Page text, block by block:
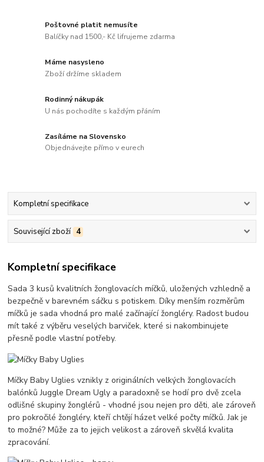
Poštovné platit nemusíte
Balíčky nad 1500,- Kč lifrujeme zdarma
Máme nasysleno
Zboží držíme skladem
Rodinný nákupák
U nás pochodíte s každým přáním
Zasíláme na Slovensko
Objednávejte přímo v eurech
Kompletní specifikace
Související zboží 4
Kompletní specifikace
Sada 3 kusů kvalitních žonglovacích míčků, uložených vzhledně a
bezpečně v barevném sáčku s potiskem. Díky menším rozměrům
míčků je sada vhodná pro malé začínající žongléry. Radost budou
mít také z výběru veselých barviček, které si nakombinujete
přesně podle vlastní potřeby.
Míčky Baby Uglies vznikly z originálních velkých žonglovacích
balónků Juggle Dream Ugly a paradoxně se hodí pro dvě zcela
odlišné skupiny žonglérů - vhodné jsou nejen pro děti, ale zároveň
pro pokročilé žongléry, kteří chtějí házet velké počty míčků. Jak je
to možné? Může za to jejich velikost a zároveň skvělá kvalita
zpracování.